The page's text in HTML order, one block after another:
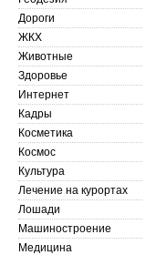
Дороги
ЖКХ
Животные
Здоровье
Интернет
Кадры
Косметика
Космос
Культура
Лечение на курортах
Лошади
Машиностроение
Медицина